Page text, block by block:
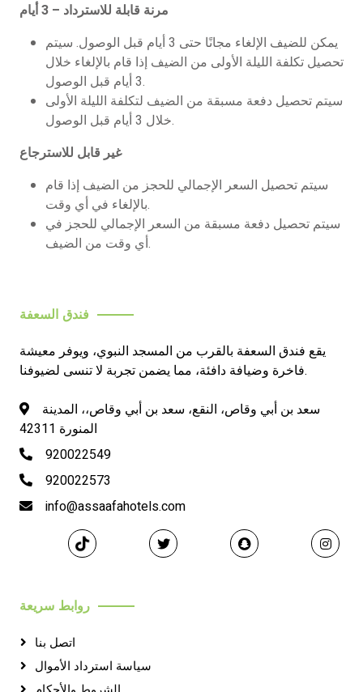
مرنة قابلة للاسترداد – 3 أيام
يمكن للضيف الإلغاء مجانًا حتى 3 أيام قبل الوصول. سيتم
تحصيل تكلفة الليلة الأولى من الضيف إذا قام بالإلغاء خلال
3 أيام قبل الوصول.
سيتم تحصيل دفعة مسبقة من الضيف لتكلفة الليلة الأولى
خلال 3 أيام قبل الوصول.
غير قابل للاسترجاع
سيتم تحصيل السعر الإجمالي للحجز من الضيف إذا قام
بالإلغاء في أي وقت.
سيتم تحصيل دفعة مسبقة من السعر الإجمالي للحجز في
أي وقت من الضيف.
فندق السعفة
يقع فندق السعفة بالقرب من المسجد النبوي، ويوفر معيشة
فاخرة وضيافة دافئة، مما يضمن تجربة لا تنسى لضيوفنا.
سعد بن أبي وقاص، النقع، سعد بن أبي وقاص،، المدينة
المنورة 42311
920022549
920022573
info@assaafahotels.com
روابط سريعة
اتصل بنا
سياسة استرداد الأموال